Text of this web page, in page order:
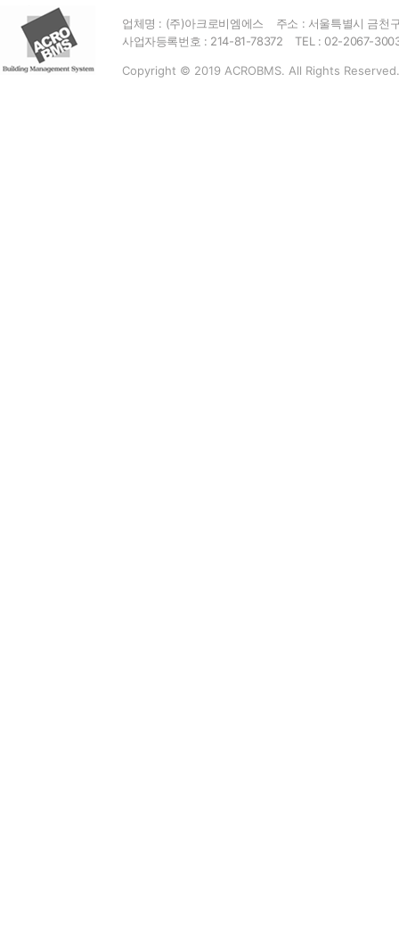
업체명 : (주)아크로비엠에스
주소 : 서울특별시 금천
사업자등록번호 : 214-81-78372
TEL : 02-2067-
Copyright © 2019 ACROBMS. All Rights Reserved.